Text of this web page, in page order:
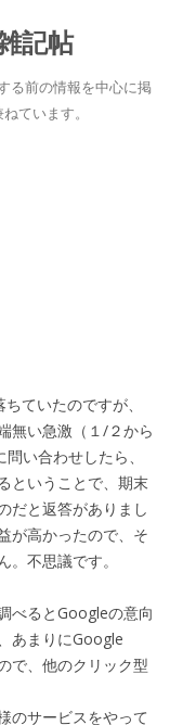
記帖
る前の情報を中心に掲
ています。
ていたのですが、
無い急激（１/２から
い合わせしたら、
ということで、期末
だと返答がありまし
が高かったので、そ
不思議です。
べるとGoogleの意向
あまりにGoogle
で、他のクリック型
のサービスをやって